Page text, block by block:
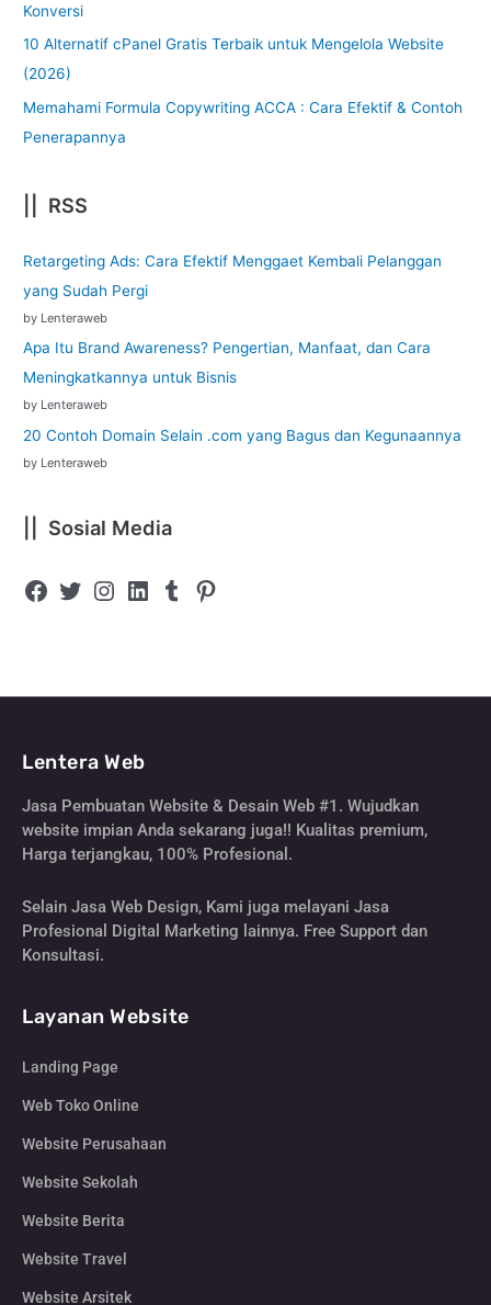
Konversi
10 Alternatif cPanel Gratis Terbaik untuk Mengelola Website
(2026)
Memahami Formula Copywriting ACCA : Cara Efektif & Contoh
Penerapannya
|| RSS
Retargeting Ads: Cara Efektif Menggaet Kembali Pelanggan
yang Sudah Pergi
by Lenteraweb
Apa Itu Brand Awareness? Pengertian, Manfaat, dan Cara
Meningkatkannya untuk Bisnis
by Lenteraweb
20 Contoh Domain Selain .com yang Bagus dan Kegunaannya
by Lenteraweb
|| Sosial Media
Lentera Web
Jasa Pembuatan Website & Desain Web #1. Wujudkan
website impian Anda sekarang juga!! Kualitas premium,
Harga terjangkau, 100% Profesional.
Selain Jasa Web Design, Kami juga melayani Jasa
Profesional Digital Marketing lainnya. Free Support dan
Konsultasi.
Layanan Website
Landing Page
Web Toko Online
Website Perusahaan
Website Sekolah
Website Berita
Website Travel
Website Arsitek